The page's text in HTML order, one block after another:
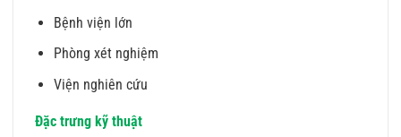
Bệnh viện lớn
Phòng xét nghiệm
Viện nghiên cứu
Đặc trưng kỹ thuật